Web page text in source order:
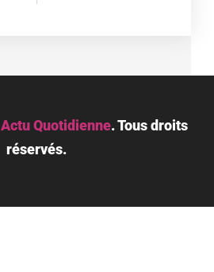
Actu Quotidienne.Tous droits
réservés.